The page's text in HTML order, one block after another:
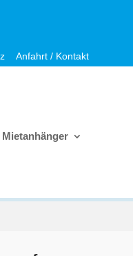
Anfahrt / Kontakt
Mietanhänger